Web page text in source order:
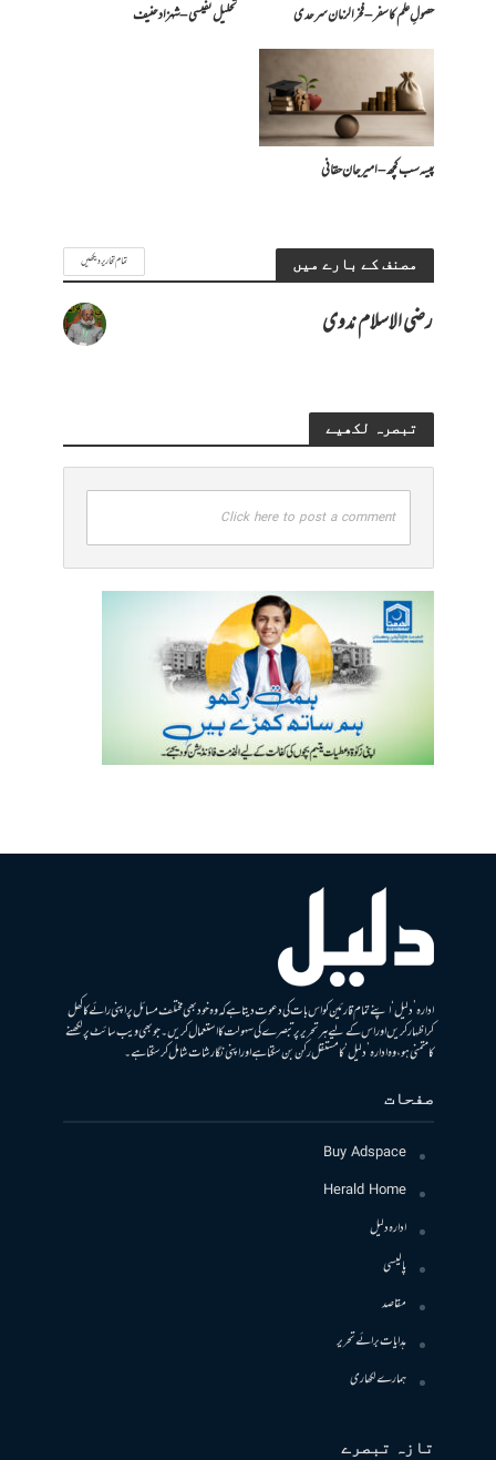
حصولِ علم کا سفر – فخرالزمان سرحدی تحلیل نفیسی – شہزاد حنیف
پیسہ سب کچھ – امیرجان حقانی
مصنف کے بارے میں تمام تحاریر دیکھیں
رضی الاسلام ندوی
تبصرہ لکھیے
Click here to post a comment
ادارہ ’دلیل‘ اپنے تمام قارئین کو اس بات کی دعوت دیتا ہے کہ وہ خود بھی مختلف مسائل پر اپنی رائے کا کھل
کر اظہار کریں اور اس کے لیے ہر تحریر پر تبصرے کی سہولت کا استعمال کریں۔ جو بھی ویب سائٹ پر لکھنے
کا متمنی ہو، وہ ادارہ ’دلیل‘ کا مستقل رکن بن سکتا ہے اور اپنی نگارشات شامل کرسکتا ہے۔
صفحات
Buy Adspace
Herald Home
ادارہ دلیل
پالیسی
مقاصد
ہدایات برائے تحریر
ہمارے لکھاری
تازہ تبصرے